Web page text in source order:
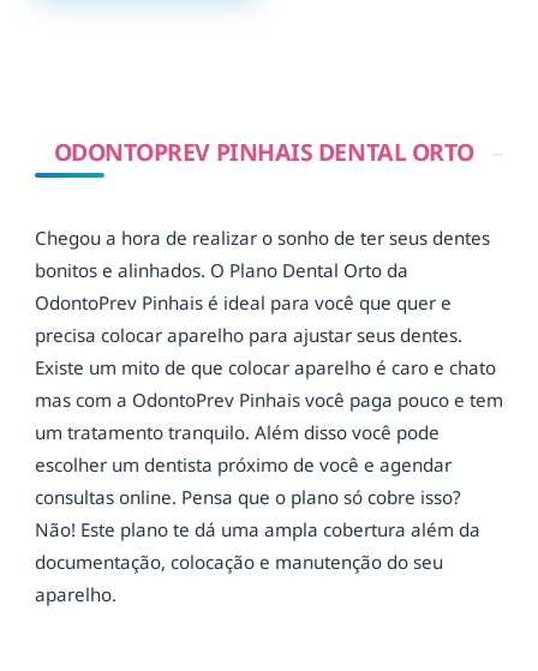
ODONTOPREV PINHAIS DENTAL ORTO
Chegou a hora de realizar o sonho de ter seus dentes
bonitos e alinhados. O Plano Dental Orto da
OdontoPrev Pinhais é ideal para você que quer e
precisa colocar aparelho para ajustar seus dentes.
Existe um mito de que colocar aparelho é caro e chato
mas com a OdontoPrev Pinhais você paga pouco e tem
um tratamento tranquilo. Além disso você pode
escolher um dentista próximo de você e agendar
consultas online. Pensa que o plano só cobre isso?
Não! Este plano te dá uma ampla cobertura além da
documentação, colocação e manutenção do seu
aparelho.